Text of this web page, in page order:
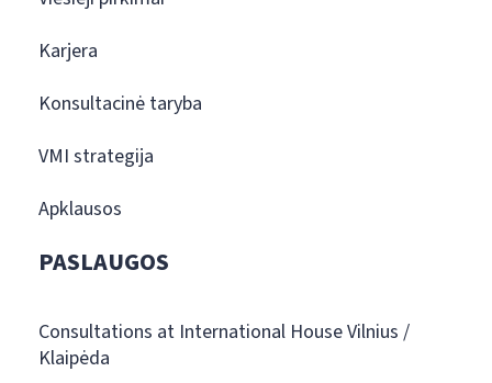
Karjera
Konsultacinė taryba
VMI strategija
Apklausos
PASLAUGOS
Consultations at International House Vilnius /
Klaipėda